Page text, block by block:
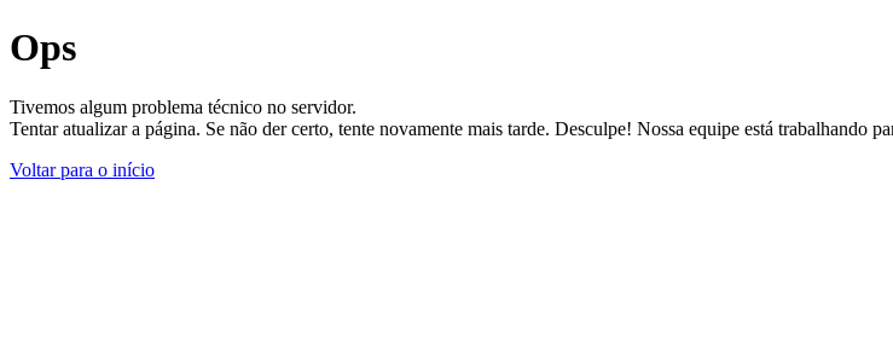
Ops
Tivemos algum problema técnico no servidor.
Tentar atualizar a página. Se não der certo, tente novamente mais tarde. Desculpe! Nossa equipe está trabalhando
Voltar para o início